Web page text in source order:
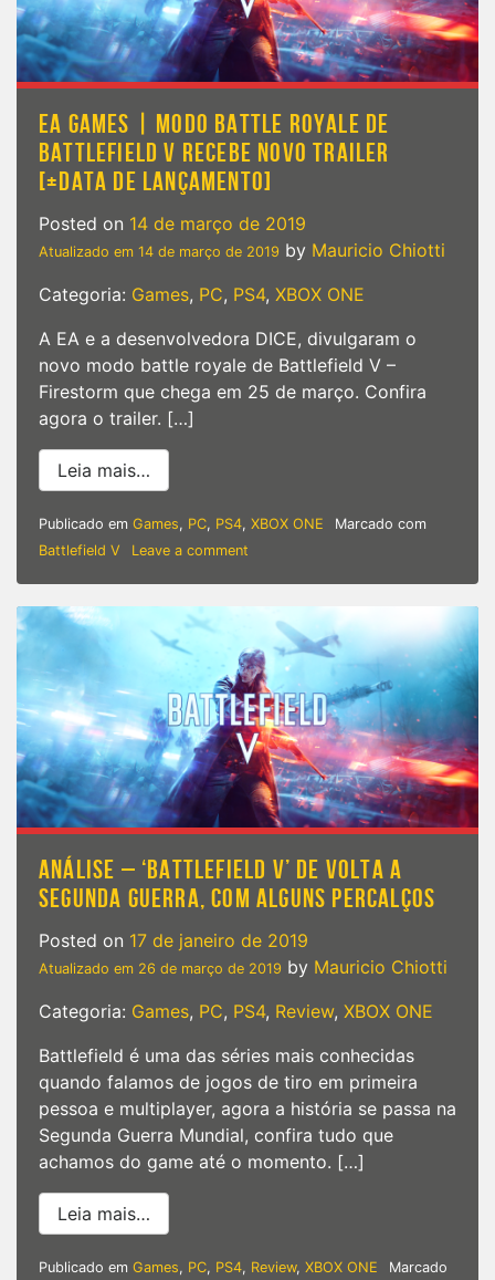
EA GAMES | MODO BATTLE ROYALE DE
BATTLEFIELD V RECEBE NOVO TRAILER
[+DATA DE LANÇAMENTO]
Posted on 14 de março de 2019
Atualizado em 14 de março de 2019 by Mauricio Chiotti
Categoria: Games, PC, PS4, XBOX ONE
A EA e a desenvolvedora DICE, divulgaram o
novo modo battle royale de Battlefield V –
Firestorm que chega em 25 de março. Confira
agora o trailer. […]
Leia mais…
Publicado em Games, PC, PS4, XBOX ONE
Marcado com
Battlefield V
Leave a comment
Games
Modo
battle
royale
de
Battlefield
V
recebe
novo
trailer
[+Data
de
Lançamento]
ANÁLISE – ‘BATTLEFIELD V’ DE VOLTA A
SEGUNDA GUERRA, COM ALGUNS PERCALÇOS
Posted on 17 de janeiro de 2019
Atualizado em 26 de março de 2019 by Mauricio Chiotti
Categoria: Games, PC, PS4, Review, XBOX ONE
Battlefield é uma das séries mais conhecidas
quando falamos de jogos de tiro em primeira
pessoa e multiplayer, agora a história se passa na
Segunda Guerra Mundial, confira tudo que
achamos do game até o momento. […]
Leia mais…
Publicado em Games, PC, PS4, Review, XBOX ONE
Marcado